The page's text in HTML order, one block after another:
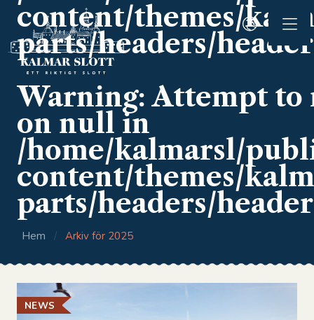
content/themes/
parts/headers/
Warning: Attempt to
on null in
/home/kalmarsl/
content/themes/
parts/headers/
Hem / Arkiv för 2025
NEWS